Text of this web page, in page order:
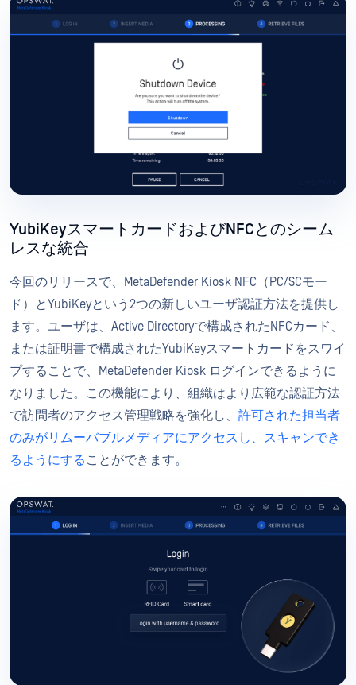
YubiKeyスマートカードおよびNFCとのシーム
レスな統合
今回のリリースで、MetaDefender Kiosk NFC（PC/SCモー
ド）とYubiKeyという2つの新しいユーザ認証方法を提供し
ます。ユーザは、Active Directoryで構成されたNFCカード、
または証明書で構成されたYubiKeyスマートカードをスワイ
プすることで、MetaDefender Kiosk ログインできるように
なりました。この機能により、組織はより広範な認証方法
で訪問者のアクセス管理戦略を強化し、 許可された担当者
のみがリムーバブルメディアにアクセスし、スキャンでき
るようにする ことができます。